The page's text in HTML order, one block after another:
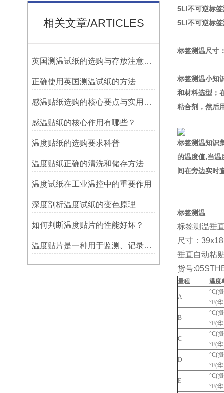
相关文章/ARTICLES
英国测温试纸的选购与存放注意事项
正确使用英国测温试纸的方法
感温贴纸选购的核心要点与实用建议
感温贴纸的核心作用有哪些？
温度贴纸的选购要求科普
温度贴纸正确的清洗和储存方法
温度试纸在工业温控中的重要作用
深度剖析温度试纸的变色原理
如何判断温度贴片的性能好坏？
温度贴片是一种用于监测、记录或指示温度变化的工具
5LI不可逆标
5LI不可逆标
标签测温尺寸
标签测温小知
和材料选型；
粘合剂，然后
标签测温知识
的温度值,当
间在旁边实时
标签测温
标签测温垂
尺寸：
垂直自动粘
货号
量程 温度
A
°C(
°F(
B
°C(
°F(
C
°C(
°F(
D
°C(
°F(
E
°C(
°F(